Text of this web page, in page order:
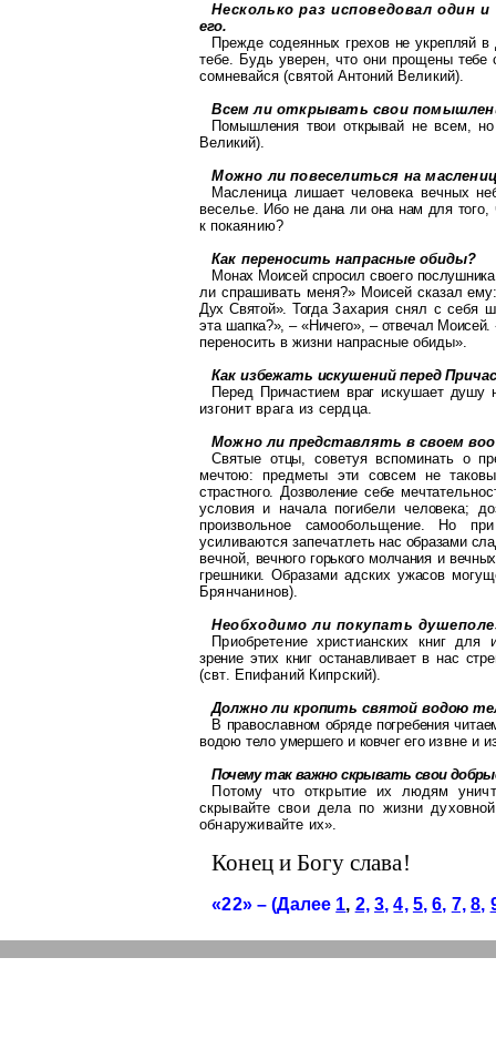
Несколько раз исповедовал один
его.
Прежде содеянных грехов не укрепляй
тебе. Будьуверен, что они прощены тебе
сомневайся (святой Антоний Великий).
Всем ли открывать свои
Помышления твои открывай не всем,
Великий).
Можно ли повеселиться на
Масленица лишает человека вечных
веселье. Ибоне дана ли она нам для того,
к покаянию?
Как переносить напрасные обиды?
Монах Моисей спросил своего
ли спрашивать меня?» Моисейсказал
Дух Святой». ТогдаЗахария снял с себя
эта шапка?», – «Ничего», – отвечал
переносить в жизни напрасные обиды».
Как избежать искушений перед
Перед Причастием враг искушает душу
изгонит врага из сердца.
Можно ли представлять в своем
Святые отцы, советуя вспоминать о
мечтою: предметы эти совсем не
страстного. Дозволение себе мечтате
условия и начала погибели человека;
произвольное самообольщение. Но при
усиливаются запечатлеть нас образами
вечной, вечного горькогомолчания и
грешники.Образами адских ужасов
Брянчанинов).
Необходимо ли покупать
Приобретение христианских книг для
зрение этих книг останавливает в нас
(свт. ЕпифанийКипрский).
Должно ли кропить святой водою
В православном обряде погребения
водою тело умершего и ковчег егоизвне и
Почему так важно скрывать свои
Потому что открытие их людям
скрывайте свои дела по жизни
обнаруживайте их».
Конец и Богу слава!
«22» – (Далее 1, 2, 3, 4, 5, 6, 7, 8,